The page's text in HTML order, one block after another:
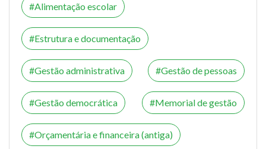
Alimentação escolar
Estrutura e documentação
Gestão administrativa Gestão de pessoas
Gestão democrática Memorial de gestão
Orçamentária e financeira (antiga)